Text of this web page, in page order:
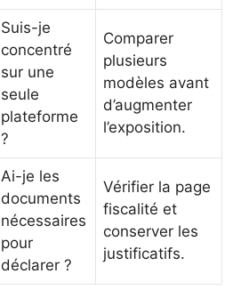
Suis-je
concentré
sur une
seule
plateforme
?
Comparer
plusieurs
modèles avant
d’augmenter
l’exposition.
Ai-je les
documents
nécessaires
pour
déclarer ?
Vérifier la page
fiscalité et
conserver les
justificatifs.